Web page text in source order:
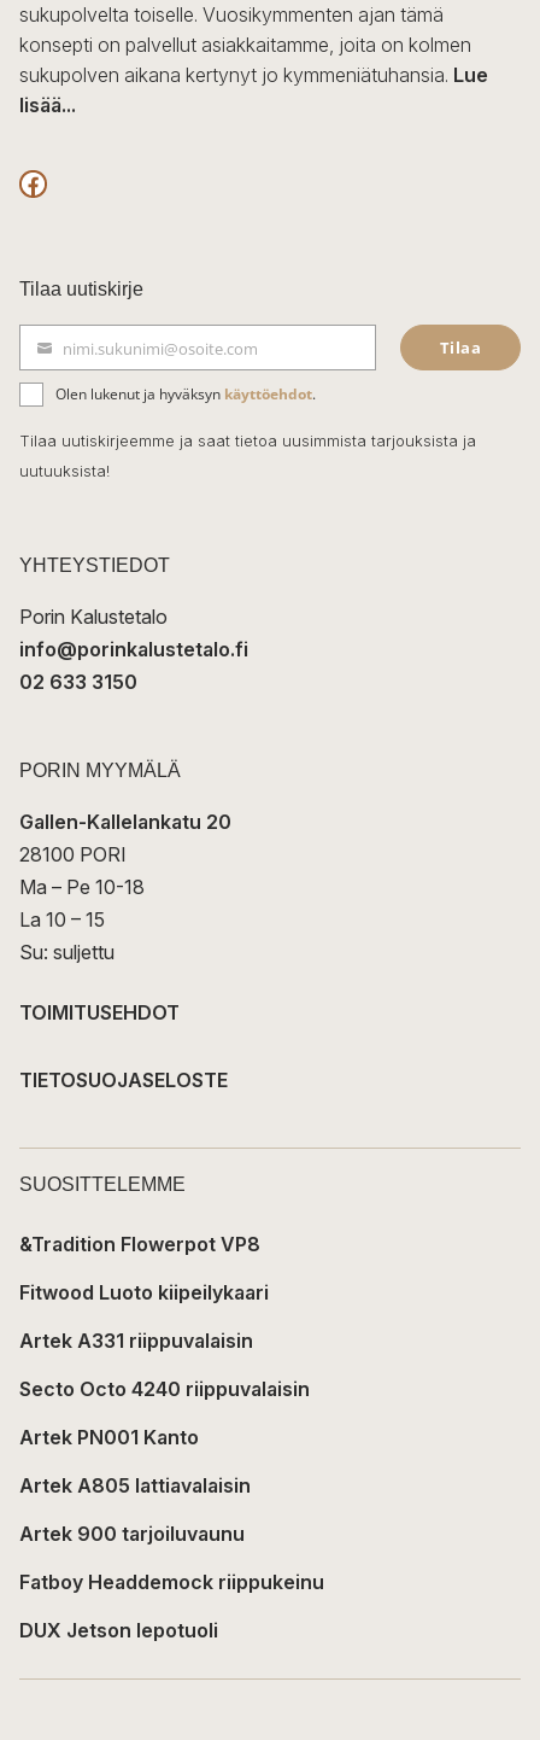
sukupolvelta toiselle. Vuosikymmenten ajan tämä
konsepti on palvellut asiakkaitamme, joita on kolmen
sukupolven aikana kertynyt jo kymmeniätuhansia. Lue
lisää...
F
c
e
b
o
o
k
Tilaa uutiskirje
ä
h
k
t
nimi.sukunimi@osoite.com Tilaa
Olen lukenut ja hyväksyn käyttöehdot.
Tilaa uutiskirjeemme ja saat tietoa uusimmista tarjouksista ja
uutuuksista!
YHTEYSTIEDOT
Porin Kalustetalo
info@porinkalustetalo.fi
02 633 3150
PORIN MYYMÄLÄ
Gallen-Kallelankatu 20
28100 PORI
Ma – Pe 10-18
La 10 – 15
Su: suljettu
TOIMITUSEHDOT
TIETOSUOJASELOSTE
SUOSITTELEMME
&Tradition Flowerpot VP8
Fitwood Luoto kiipeilykaari
Artek A331 riippuvalaisin
Secto Octo 4240 riippuvalaisin
Artek PN001 Kanto
Artek A805 lattiavalaisin
Artek 900 tarjoiluvaunu
Fatboy Headdemock riippukeinu
DUX Jetson lepotuoli